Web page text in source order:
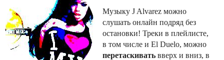
Музыку J Alvarez можно
слушать онлайн подряд без
остановки! Треки в плейлисте,
в том числе и El Duelo, можно
перетаскивать вверх и вниз, в